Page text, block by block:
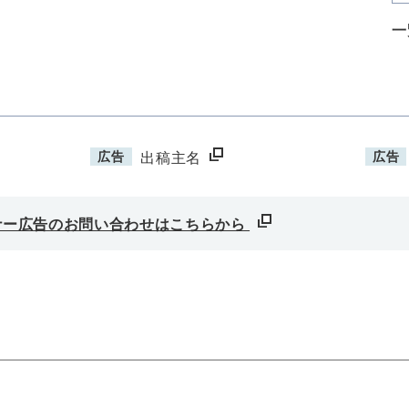
広告 出稿主名 広告
広告のお問い合わせはこちらから